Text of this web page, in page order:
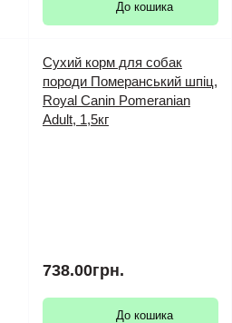
До кошика
Сухий корм для собак
породи Померанський шпіц,
Royal Canin Pomeranian
Adult, 1,5кг
738.00грн.
До кошика